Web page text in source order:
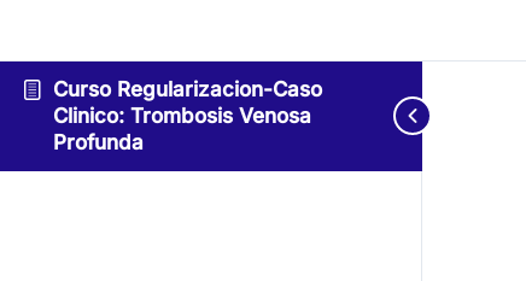
Curso Regularizacion-Caso
Clinico: Trombosis Venosa
Profunda